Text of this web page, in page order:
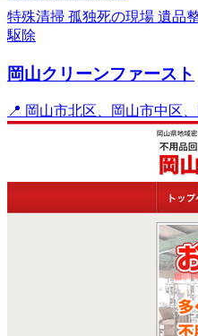
特殊清掃 孤独死の現場 遺品
駆除
岡山クリーンファースト
📍 岡山市北区、岡山市中区